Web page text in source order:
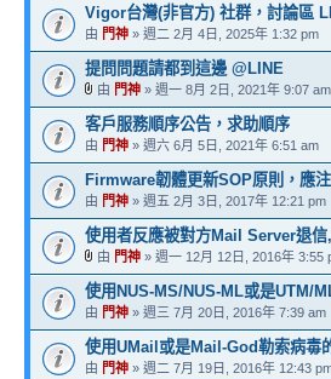
Vigor台灣(非官方) 社群，討論區
由 門神 » 週二 2月 4日, 2025年 1:32 pm
提問問題請都到這邊 @LINE
由 門神 » 週一 8月 2日, 2021年 9:07 am
客戶服務順序公告，求助順序
由 門神 » 週六 6月 5日, 2021年 6:51 am
Firmware韌體更新SOP原則，應
由 門神 » 週五 2月 3日, 2017年 12:21 pm
使用者反應被對方Mail Server退
由 門神 » 週一 12月 12日, 2016年 3:55
使用NUS-MS/NUS-ML或是UTM/
由 門神 » 週三 7月 20日, 2016年 7:39 am
使用UMail或是Mail-God勒索病毒
由 門神 » 週二 7月 19日, 2016年 12:43